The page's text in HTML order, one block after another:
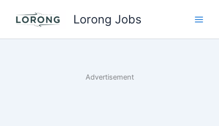
Lorong Jobs
Advertisement